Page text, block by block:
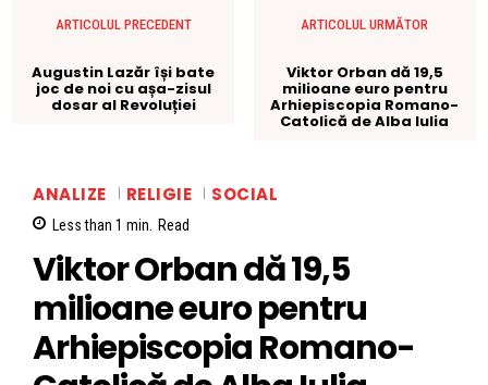
ARTICOLUL PRECEDENT
Augustin Lazăr își bate
joc de noi cu așa-zisul
dosar al Revoluției
ARTICOLUL URMĂTOR
Viktor Orban dă 19,5
milioane euro pentru
Arhiepiscopia Romano-
Catolică de Alba Iulia